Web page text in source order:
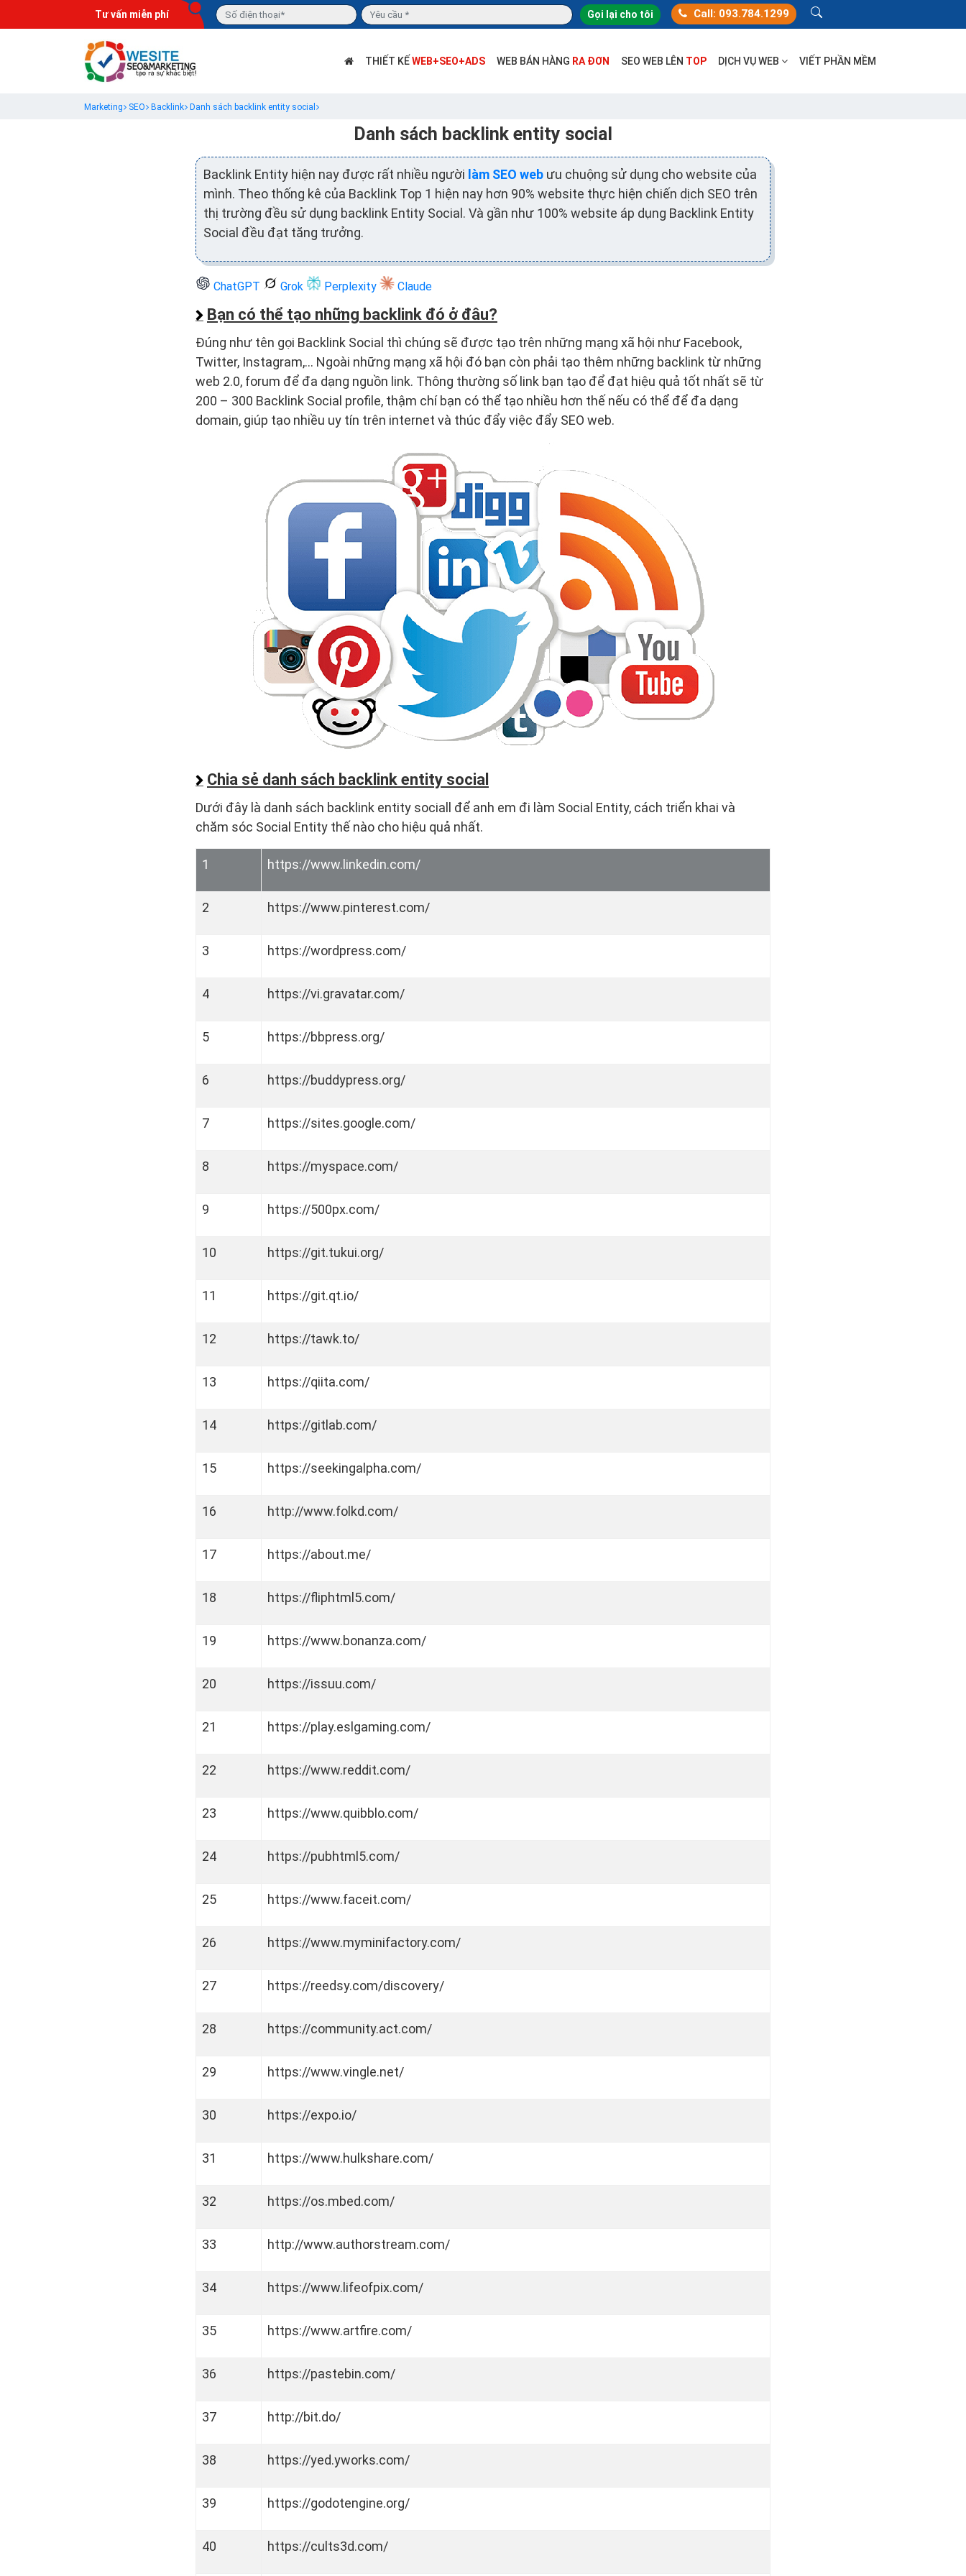
Tư vấn miễn phí Gọi lại cho tôi Call: 093.784.1299
THIẾT KẾWEB+SEO+ADS WEB BÁN HÀNG RA ĐƠN SEO WEB LÊN TOP DỊCH VỤ WEB VIẾT PHẦN MỀM
Marketing SEO Backlink Danh sách backlink entity social
Danh sách backlink entity social
Backlink Entity hiện nay được rất nhiều người làm SEO web ưu chuộng sử dụng cho website của
mình. Theo thống kê của Backlink Top 1 hiện nay hơn 90% website thực hiện chiến dịch SEO trên
thị trường đều sử dụng backlink Entity Social. Và gần như 100% website áp dụng Backlink Entity
Social đều đạt tăng trưởng.
ChatGPT Grok Perplexity Claude
Bạn có thể tạo những backlink đó ở đâu?
Đúng như tên gọi Backlink Social thì chúng sẽ được tạo trên những mạng xã hội như Facebook,
Twitter, Instagram,… Ngoài những mạng xã hội đó bạn còn phải tạo thêm những backlink từ những
web 2.0, forum để đa dạng nguồn link. Thông thường số link bạn tạo để đạt hiệu quả tốt nhất sẽ từ
200 – 300 Backlink Social profile, thậm chí bạn có thể tạo nhiều hơn thế nếu có thể để đa dạng
domain, giúp tạo nhiều uy tín trên internet và thúc đẩy việc đẩy SEO web.
Chia sẻ danh sách backlink entity social
Dưới đây là danh sách backlink entity sociall để anh em đi làm Social Entity, cách triển khai và
chăm sóc Social Entity thế nào cho hiệu quả nhất.
1 https://www.linkedin.com/
2 https://www.pinterest.com/
3 https://wordpress.com/
4 https://vi.gravatar.com/
5 https://bbpress.org/
6 https://buddypress.org/
7 https://sites.google.com/
8 https://myspace.com/
9 https://500px.com/
10 https://git.tukui.org/
11 https://git.qt.io/
12 https://tawk.to/
13 https://qiita.com/
14 https://gitlab.com/
15 https://seekingalpha.com/
16 http://www.folkd.com/
17 https://about.me/
18 https://fliphtml5.com/
19 https://www.bonanza.com/
20 https://issuu.com/
21 https://play.eslgaming.com/
22 https://www.reddit.com/
23 https://www.quibblo.com/
24 https://pubhtml5.com/
25 https://www.faceit.com/
26 https://www.myminifactory.com/
27 https://reedsy.com/discovery/
28 https://community.act.com/
29 https://www.vingle.net/
30 https://expo.io/
31 https://www.hulkshare.com/
32 https://os.mbed.com/
33 http://www.authorstream.com/
34 https://www.lifeofpix.com/
35 https://www.artfire.com/
36 https://pastebin.com/
37 http://bit.do/
38 https://yed.yworks.com/
39 https://godotengine.org/
40 https://cults3d.com/